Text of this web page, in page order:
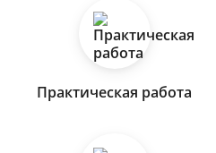
Практическая работа